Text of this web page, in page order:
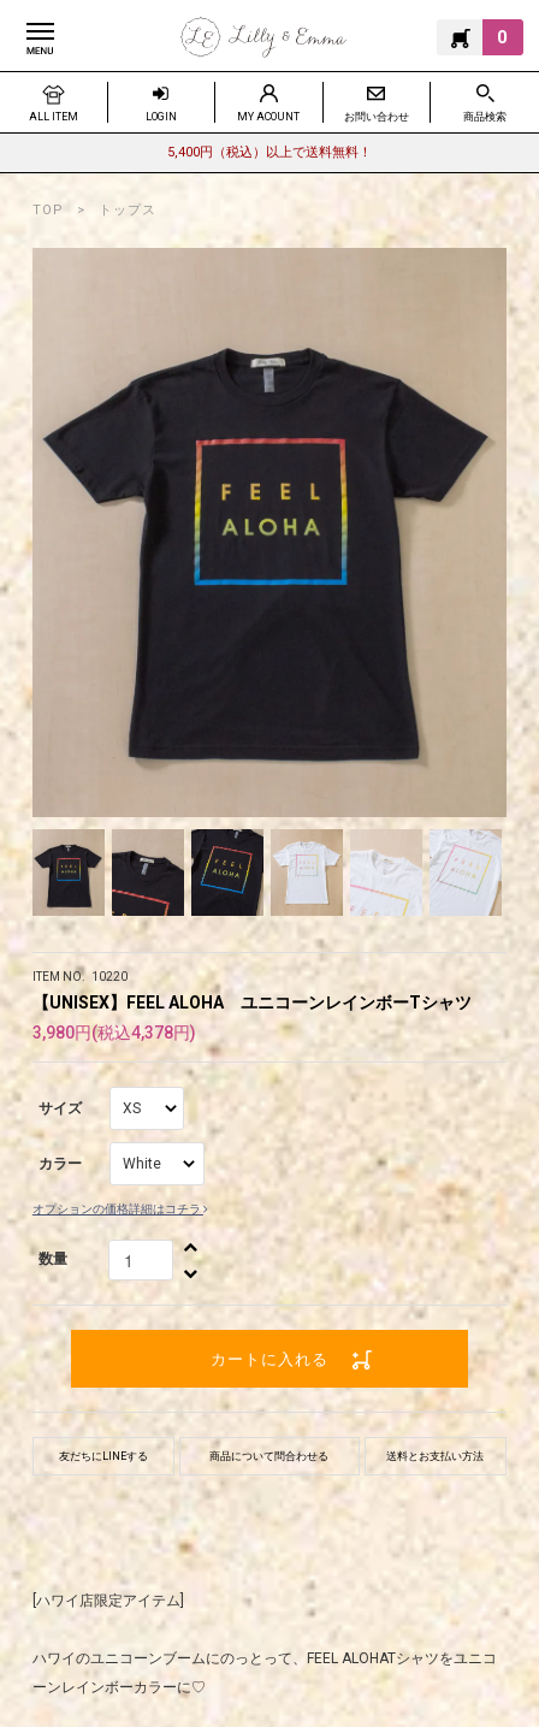
0
ALL ITEM LOGIN MY ACOUNT お問い合わせ 商品検索
5,400円（税込）以上で送料無料！
TOP トップス
ITEM NO. 10220
【UNISEX】FEEL ALOHA ユニコーンレインボーTシャツ
3,980円(税込4,378円)
サイズ XS
カラー White
オプションの価格詳細はコチラ
数量
カートに入れる
友だちにLINEする 商品について問合わせる 送料とお支払い方法
[ハワイ店限定アイテム]
ハワイのユニコーンブームにのっとって、FEEL ALOHATシャツをユニコ
ーンレインボーカラーに♡